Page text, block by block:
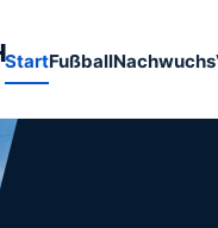
StartFußballNachwuchs